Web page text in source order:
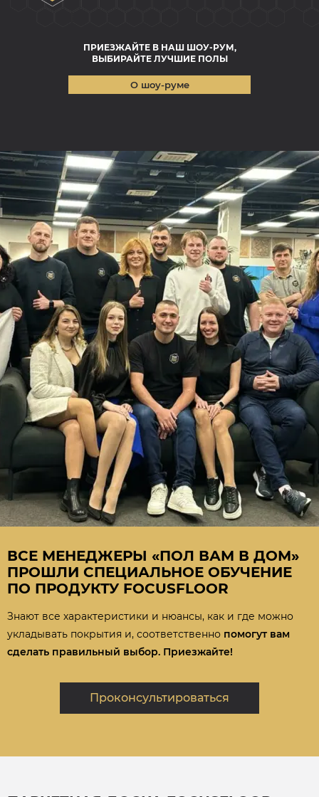
ПРИЕЗЖАЙТЕ В НАШ ШОУ-РУМ,
ВЫБИРАЙТЕ ЛУЧШИЕ ПОЛЫ
О шоу-руме
ВСЕ МЕНЕДЖЕРЫ «ПОЛ ВАМ В ДОМ»
ПРОШЛИ СПЕЦИАЛЬНОЕ ОБУЧЕНИЕ
ПО ПРОДУКТУ FOCUSFLOOR
Знают все характеристики и нюансы, как и где можно
укладывать покрытия и, соответственно помогут вам
сделать правильный выбор. Приезжайте!
Проконсультироваться